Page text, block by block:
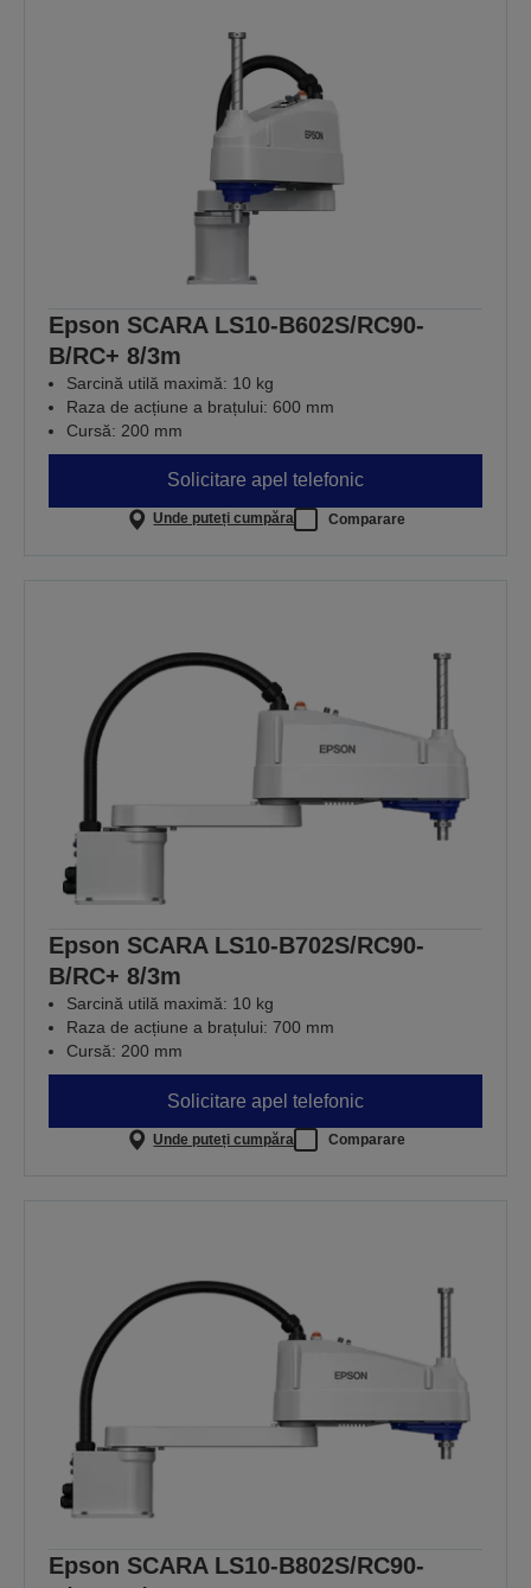
Epson SCARA LS10-B602S/RC90-
B/RC+ 8/3m
Sarcină utilă maximă: 10 kg
Raza de acțiune a brațului: 600 mm
Cursă: 200 mm
Solicitare apel telefonic
Unde puteți cumpăra Comparare
Epson SCARA LS10-B702S/RC90-
B/RC+ 8/3m
Sarcină utilă maximă: 10 kg
Raza de acțiune a brațului: 700 mm
Cursă: 200 mm
Solicitare apel telefonic
Unde puteți cumpăra Comparare
Epson SCARA LS10-B802S/RC90-